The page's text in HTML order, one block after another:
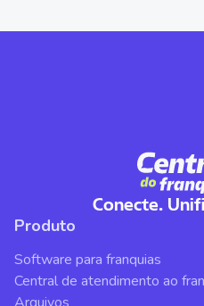
Conecte.
Produto
Software para franquias
Central de atendimento ao